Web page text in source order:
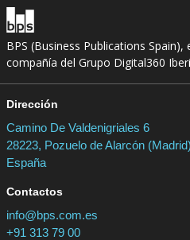
BPS (Business Publications
compañía del Grupo Digital360
Dirección
Camino De Valdenigriales 6
28223, Pozuelo de Alarcón (Madrid)
España
Contactos
info@bps.com.es
+91 313 79 00